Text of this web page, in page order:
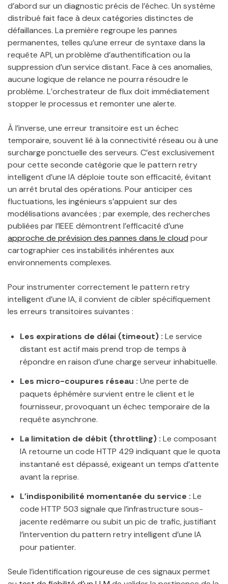
d’abord sur un diagnostic précis de l’échec. Un système
distribué fait face à deux catégories distinctes de
défaillances. La première regroupe les pannes
permanentes, telles qu’une erreur de syntaxe dans la
requête API, un problème d’authentification ou la
suppression d’un service distant. Face à ces anomalies,
aucune logique de relance ne pourra résoudre le
problème. L’orchestrateur de flux doit immédiatement
stopper le processus et remonter une alerte.
À l’inverse, une erreur transitoire est un échec
temporaire, souvent lié à la connectivité réseau ou à une
surcharge ponctuelle des serveurs. C’est exclusivement
pour cette seconde catégorie que le pattern retry
intelligent d’une IA déploie toute son efficacité, évitant
un arrêt brutal des opérations. Pour anticiper ces
fluctuations, les ingénieurs s’appuient sur des
modélisations avancées ; par exemple, des recherches
publiées par l’IEEE démontrent l’efficacité d’une
approche de prévision des pannes dans le cloud pour
cartographier ces instabilités inhérentes aux
environnements complexes.
Pour instrumenter correctement le pattern retry
intelligent d’une IA, il convient de cibler spécifiquement
les erreurs transitoires suivantes :
Les expirations de délai (timeout) : Le service
distant est actif mais prend trop de temps à
répondre en raison d’une charge serveur inhabituelle.
Les micro-coupures réseau : Une perte de
paquets éphémère survient entre le client et le
fournisseur, provoquant un échec temporaire de la
requête asynchrone.
La limitation de débit (throttling) : Le composant
IA retourne un code HTTP 429 indiquant que le quota
instantané est dépassé, exigeant un temps d’attente
avant la reprise.
L’indisponibilité momentanée du service : Le
code HTTP 503 signale que l’infrastructure sous-
jacente redémarre ou subit un pic de trafic, justifiant
l’intervention du pattern retry intelligent d’une IA
pour patienter.
Seule l’identification rigoureuse de ces signaux permet